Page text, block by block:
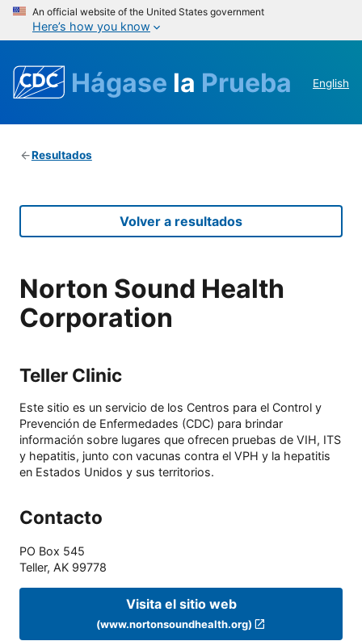
An official website of the United States government
Here’s how you know
Hágase la Prueba English
Resultados
Volver a resultados
Norton Sound Health
Corporation
Teller Clinic
Este sitio es un servicio de los Centros para el Control y
Prevención de Enfermedades (CDC) para brindar
información sobre lugares que ofrecen pruebas de VIH, ITS
y hepatitis, junto con vacunas contra el VPH y la hepatitis
en Estados Unidos y sus territorios.
Contacto
PO Box 545
Teller, AK 99778
Visita el sitio web
(www.nortonsoundhealth.org)